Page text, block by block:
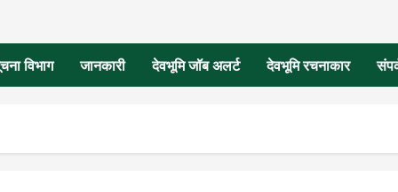
विभाग जानकारी देवभूमि जॉब अलर्ट देवभूमि रचनाकार